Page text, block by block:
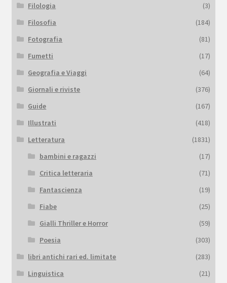
Filologia
(3)
Filosofia
(184)
Fotografia
(81)
Fumetti
(17)
Geografia e Viaggi
(64)
Giornali e riviste
(376)
Guide
(167)
Illustrati
(418)
Letteratura
(1831)
bambini e ragazzi
(17)
Critica letteraria
(71)
Fantascienza
(19)
Fiabe
(25)
Gialli Thriller e Horror
(59)
Poesia
(303)
libri antichi rari ed. limitate
(283)
Linguistica
(21)